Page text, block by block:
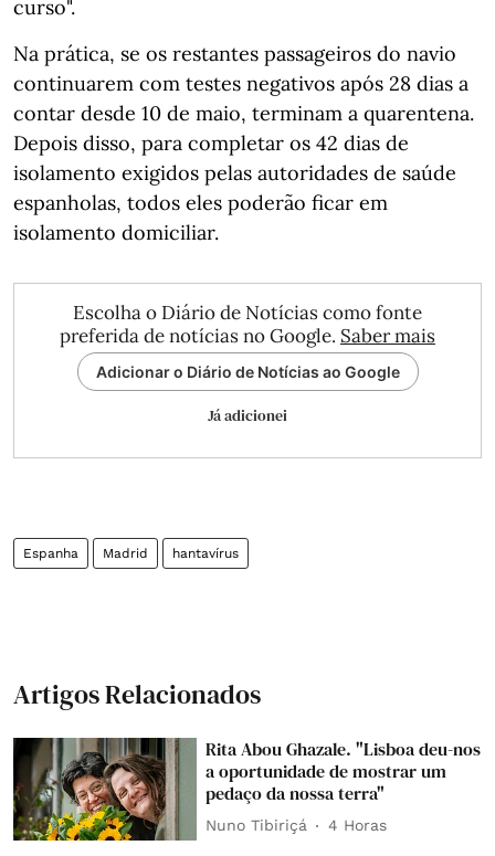
curso".
Na prática, se os restantes passageiros do navio
continuarem com testes negativos após 28 dias a
contar desde 10 de maio, terminam a quarentena.
Depois disso, para completar os 42 dias de
isolamento exigidos pelas autoridades de saúde
espanholas, todos eles poderão ficar em
isolamento domiciliar.
Escolha o Diário de Notícias como fonte
preferida de notícias no Google. Saber mais
Adicionar o Diário de Notícias ao Google
Já adicionei
Espanha Madrid hantavírus
Artigos Relacionados
Rita Abou Ghazale. "Lisboa deu-nos
a oportunidade de mostrar um
pedaço da nossa terra"
Nuno Tibiriçá 4 Horas